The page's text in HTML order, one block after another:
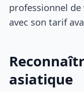
professionnel
avec son tarif
asiatique